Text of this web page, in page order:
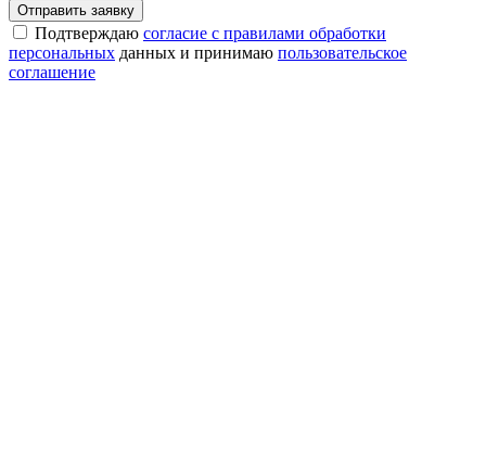
Отправить заявку
Подтверждаю согласие с правилами обработки
персональных данных и принимаю пользовательское
соглашение